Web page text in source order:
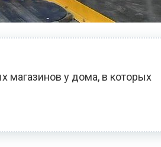
магазинов у дома, в которых